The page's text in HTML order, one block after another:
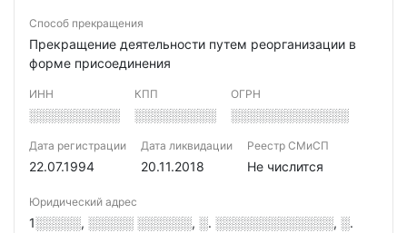
Способ прекращения
Прекращение деятельности путем реорганизации в
форме присоединения
ИНН
░░░░░░░░░░
КПП
░░░░░░░░░
ОГРН
░░░░░░░░░░░░░
Дата регистрации
22.07.1994
Дата ликвидации
20.11.2018
Реестр СМиСП
Не числится
Юридический адрес
1░░░░░, ░░░░░ ░░░░░░, ░. ░░░░░░░░░░░░░, ░.